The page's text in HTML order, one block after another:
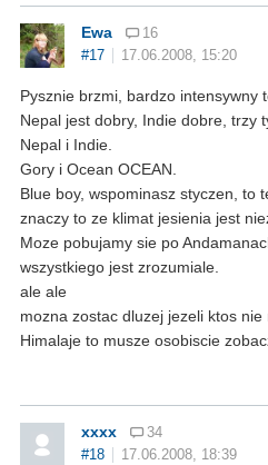
Ewa
16
#17
17.06.2008, 15:20
Pysznie brzmi, bardzo intensywny
Nepal jest dobry, Indie dobre, trzy
Nepal i Indie.
Gory i Ocean OCEAN.
Blue boy, wspominasz styczen, to
znaczy to ze klimat jesienia jest
Moze pobujamy sie po
wszystkiego jest zrozumiale.
ale ale
mozna zostac dluzej jezeli ktos
Himalaje to musze osobiscie
xxxx
34
#18
17.06.2008, 18:39